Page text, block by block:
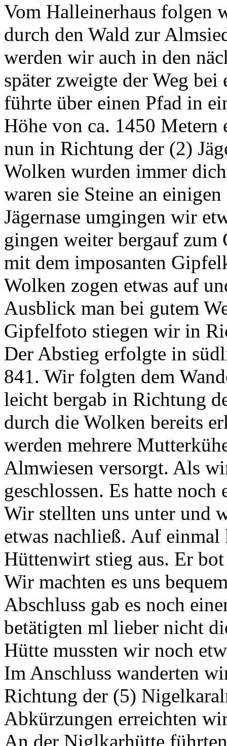
Vom Halleinerhaus folgen
durch den Wald zur
werden wir auch in den
später zweigte der Weg
führte über einen Pfad in
Höhe von ca. 1450
nun in Richtung der (2)
Wolken wurden immer
waren sie Steine an
Jägernase umgingen wir
gingen weiter bergauf
mit dem imposanten
Wolken zogen etwas auf
Ausblick man bei gutem
Gipfelfoto stiegen wir in
Der Abstieg erfolgte in
841. Wir folgten dem
leicht bergab in Richtung
durch die Wolken bereits
werden mehrere
Almwiesen versorgt. Als
geschlossen. Es hatte
Wir stellten uns unter und
etwas nachließ. Auf
Hüttenwirt stieg aus. Er
Wir machten es uns
Abschluss gab es noch
betätigten ml lieber nicht
Hütte mussten wir noch
Im Anschluss wanderten
Richtung der (5)
Abkürzungen erreichten
An der Niglkarhütte